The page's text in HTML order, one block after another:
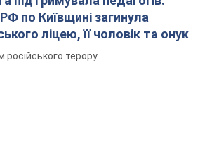
по Київщині загинула
ліцею, її чоловік та онук
терору